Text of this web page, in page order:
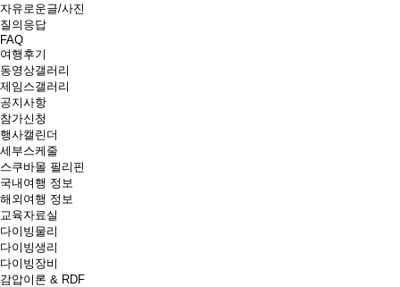
자유로운글/사진
질의응답
FAQ
여행후기
동영상갤러리
제임스갤러리
공지사항
참가신청
행사캘린더
세부스케줄
스쿠바몰 필리핀
국내여행 정보
해외여행 정보
교육자료실
다이빙물리
다이빙생리
다이빙장비
감압이론 & RDF